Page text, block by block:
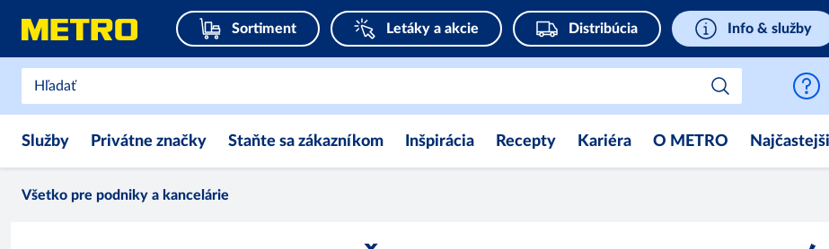
Sortiment Letáky a akcie Distribúcia Info & služby
Služby Privátne značky Staňte sa zákazníkom Inšpirácia Recepty Kariéra O METRO
Všetko pre podniky a kancelárie